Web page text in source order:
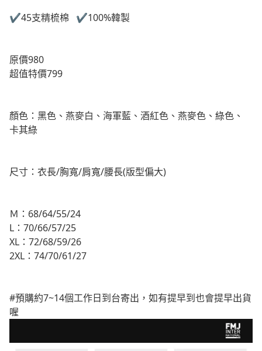
✔️45支精梳棉 ✔️100%韓製
原價980
超值特價799
顏色：黑色、燕麥白、海軍藍、酒紅色、燕麥色、綠色、
卡其綠
尺寸：衣長/胸寬/肩寬/腰長(版型偏大)
Ｍ：68/64/55/24
L：70/66/57/25
XL：72/68/59/26
2XL：74/70/61/27
#預購約7~14個工作日到台寄出，如有提早到也會提早出貨
喔